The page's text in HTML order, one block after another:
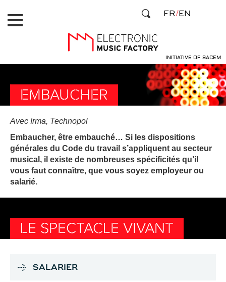
au
contenu
INITIATIVE OF SACEM
FR EN
EMBAUCHER
Avec Irma, Technopol
Embaucher, être embauché… Si les dispositions
générales du Code du travail s’appliquent au secteur
musical, il existe de nombreuses spécificités qu’il
vous faut connaître, que vous soyez employeur ou
salarié.
LE SPECTACLE VIVANT
SALARIER